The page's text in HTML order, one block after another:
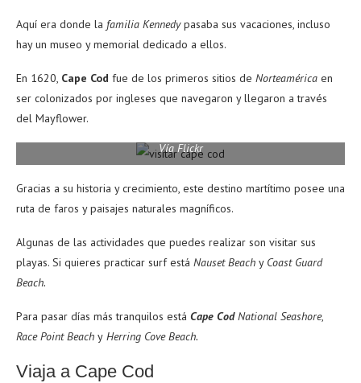
Aquí era donde la familia Kennedypasaba sus vacaciones, incluso
hay un museo y memorial dedicado a ellos.
En 1620, Cape Cod fue de los primeros sitios de Norteamérica en
ser colonizados por ingleses que navegaron y llegaron a través
del Mayflower.
Vía Flickr
Gracias a su historia y crecimiento, este destino martítimo posee una
ruta de faros y paisajes naturales magníficos.
Algunas de las actividades que puedes realizar son visitar sus
playas. Si quieres practicar surf está Nauset Beach y Coast Guard
Beach.
Para pasar días más tranquilos está Cape CodNational Seashore,
Race Point Beach y Herring Cove Beach.
Viaja a Cape Cod